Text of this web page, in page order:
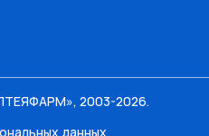
2003-2026.
данных